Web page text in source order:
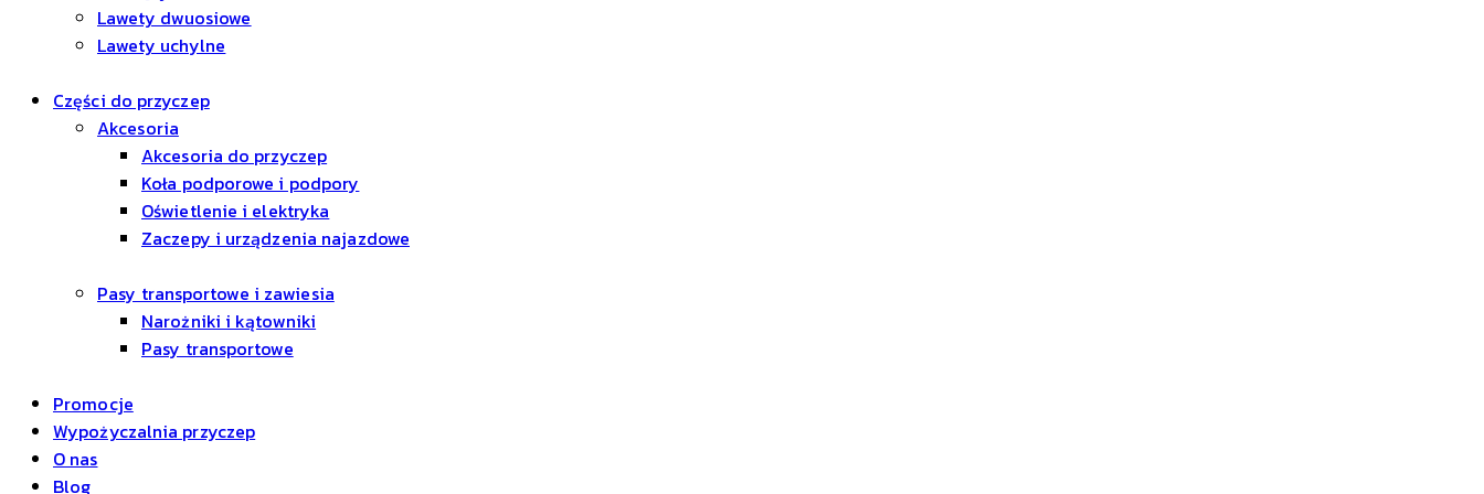
Lawety dwuosiowe
Lawety uchylne
Części do przyczep
Akcesoria
Akcesoria do przyczep
Koła podporowe i podpory
Oświetlenie i elektryka
Zaczepy i urządzenia najazdowe
Pasy transportowe i zawiesia
Narożniki i kątowniki
Pasy transportowe
Promocje
Wypożyczalnia przyczep
O nas
Blog